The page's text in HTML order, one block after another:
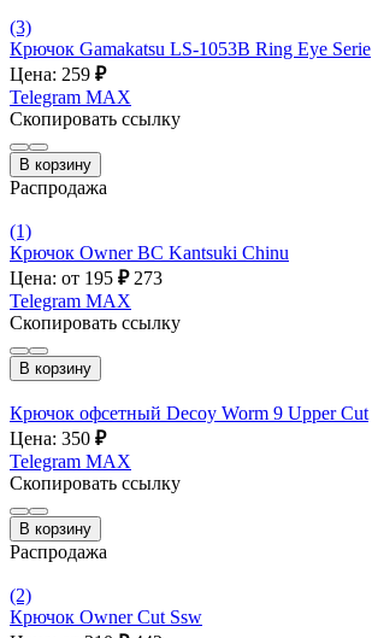
(3)
Крючок Gamakatsu LS-1053B Ring Eye Serie
Цена: 259 ₽
Telegram MAX
Скопировать ссылку
В корзину
Распродажа
(1)
Крючок Owner BC Kantsuki Chinu
Цена: от 195 ₽ 273
Telegram MAX
Скопировать ссылку
В корзину
Крючок офсетный Decoy Worm 9 Upper Cut
Цена: 350 ₽
Telegram MAX
Скопировать ссылку
В корзину
Распродажа
(2)
Крючок Owner Cut Ssw